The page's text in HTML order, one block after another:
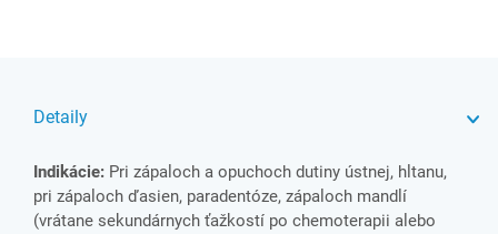
Detaily
Indikácie: Pri zápaloch a opuchoch dutiny ústnej, hltanu,
pri zápaloch ďasien, paradentóze, zápaloch mandlí
(vrátane sekundárnych ťažkostí po chemoterapii alebo